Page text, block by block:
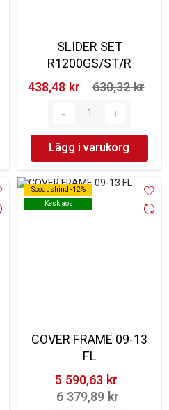
SLIDER SET
R1200GS/ST/R
438,48 kr‎
630,32 kr‎
Lägg i varukorg
Soodushind -12%
Kesklaos
Soodushind -12%
Kesklaos
COVER FRAME 09-13
FL
5 590,63 kr‎
6 379,89 kr‎